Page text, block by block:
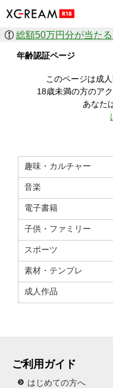
作品を探す
ジャンル
人気のセール中商品
すべての作品から探す
価格の安い順
月間ランキング
年齢認証ページ
このページは成
18歳未満の方のア
あなた
趣味・カルチャー
音楽
電子書籍
子供・ファミリー
スポーツ
素材・テンプレ
成人作品
ご利用ガイド
はじめての方へ